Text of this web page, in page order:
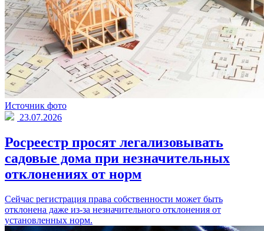
Источник фото
23.07.2026
Росреестр просят легализовывать
садовые дома при незначительных
отклонениях от норм
Сейчас регистрация права собственности может быть
отклонена даже из-за незначительного отклонения от
установленных норм.